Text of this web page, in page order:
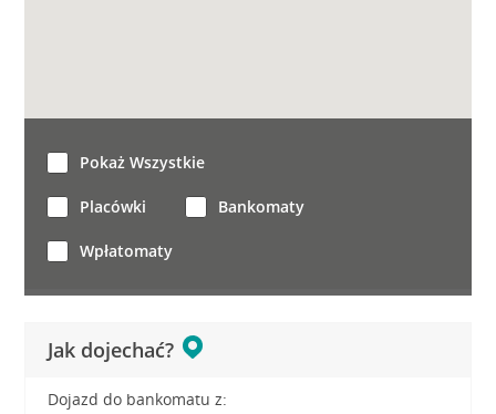
Jak dojechać?
Dojazd do bankomatu z:
Pokaż Wszystkie
Placówki Bankomaty
Wpłatomaty